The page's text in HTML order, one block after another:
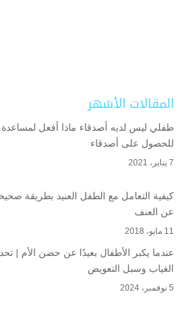
المقالات الأشهر
طفلي ليس لديه أصدقاء ماذا أفعل
للحصول على أصدقاء
7 يناير، 2021
كيفية التعامل مع الطفل العنيد بطريقة
عن العنف
11 مايو، 2018
عندما يكبر الأطفال بعيدًا عن حضن الأم |
الغياب وسبل التعويض
5 نوفمبر، 2024